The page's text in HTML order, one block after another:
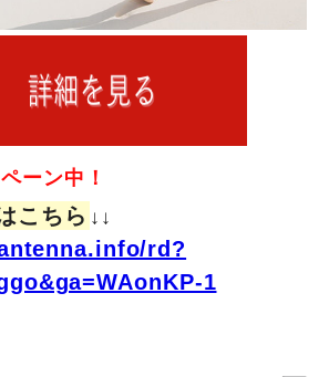
ーン中！
こちら ↓↓
rd?
1